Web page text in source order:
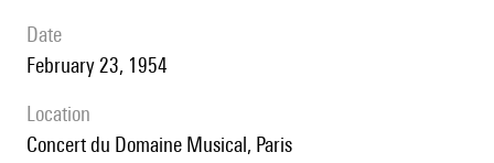
date
February 23, 1954
location
concert du Domaine Musical, Paris